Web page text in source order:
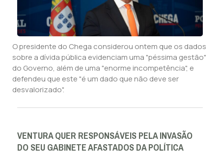
O presidente do Chega considerou ontem que os dados
sobre a dívida pública evidenciam uma "péssima gestão"
do Governo, além de uma "enorme incompetência", e
defendeu que este "é um dado que não deve ser
desvalorizado".
VENTURA QUER RESPONSÁVEIS PELA INVASÃO
DO SEU GABINETE AFASTADOS DA POLÍTICA